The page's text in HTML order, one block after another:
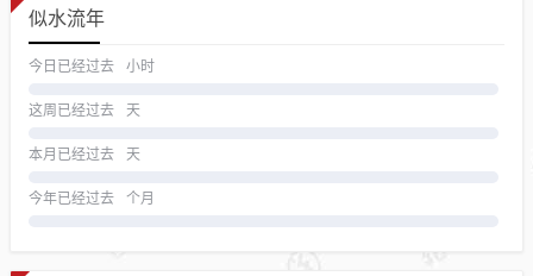
似水流年
今日已经过去 小时
这周已经过去 天
本月已经过去 天
今年已经过去 个月